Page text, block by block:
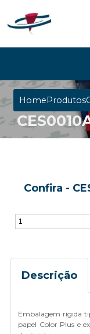
HomeProdutos
Confira -
Descrição
Embalagem rígida
papel Color Plus e